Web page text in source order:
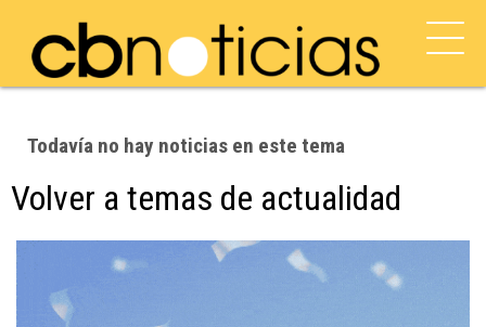
Todavía no hay noticias en este tema
Volver a temas de actualidad